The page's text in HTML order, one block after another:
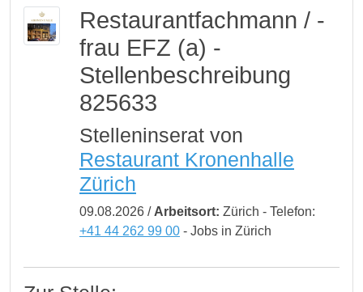
Restaurantfachmann / -
frau EFZ (a) -
Stellenbeschreibung
825633
Stelleninserat von
Restaurant Kronenhalle
Zürich
09.08.2026 / Arbeitsort: Zürich - Telefon:
+41 44 262 99 00- Jobs in Zürich